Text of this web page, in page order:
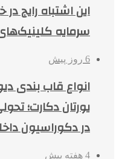
این اشتباه رایج
سرمایه
6 روز پیش
انواع قاب بندی
یورتان دکارت؛
در دکوراسیون
4 هفته پیش